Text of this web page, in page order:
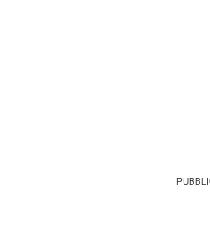
A parte sbucciate le patate
carote e tagliatele a
intere. Lessate le vedure
del tutto la cottura.